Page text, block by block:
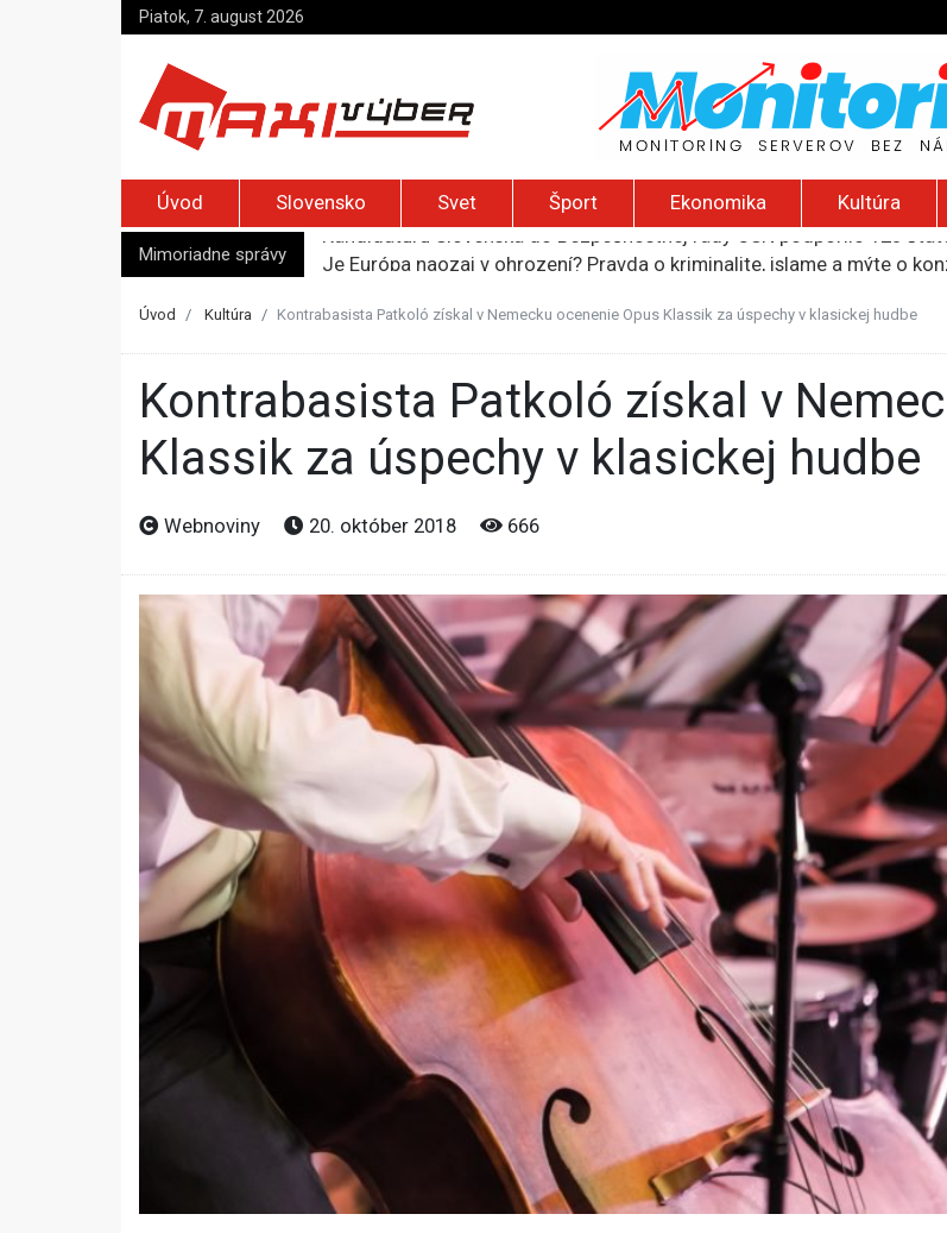
Piatok, 7. august 2026
Úvod Slovensko Svet Šport Ekonomika Kultúra
Mimoriadne správy
Je Európa naozaj v ohrození? Pravda o kriminalite, islame a mýte o
Kyjev žiada EÚ o 220 miliónov eur na pomoc farmárom, ktorých
Úvod Kultúra Kontrabasista Patkoló získal v Nemecku ocenenie Opus Klassik za úspechy v klasickej hudbe
Kontrabasista Patkoló získal v Nemecku ocenenie Opus
Klassik za úspechy v klasickej hudbe
Webnoviny 20. október 2018 666